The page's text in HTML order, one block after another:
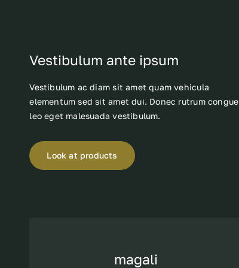
Vestibulum ante ipsum
Vestibulum ac diam sit amet quam vehicula
elementum sed sit amet dui. Donec rutrum congue
leo eget malesuada vestibulum.
Look at products
magali